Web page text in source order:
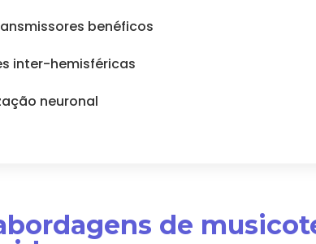
benéficos
inter-hemisféricas
neuronal
de